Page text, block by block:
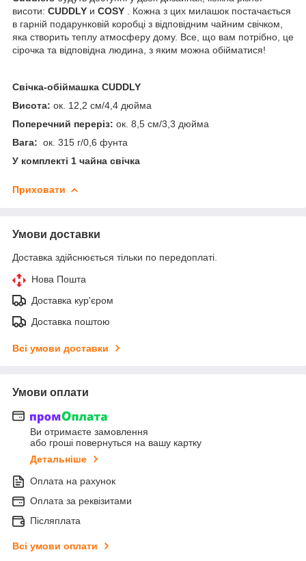
висоти: CUDDLY и COSY . Кожна з цих милашок постачається
в гарній подарунковій коробці з відповідним чайним свічком,
яка створить теплу атмосферу дому. Все, що вам потрібно, це
сірочка та відповідна людина, з яким можна обійматися!
Свічка-обіймашка CUDDLY
Висота: ок. 12,2 см/4,4 дюйма
Поперечний переріз: ок. 8,5 см/3,3 дюйма
Вага: ок. 315 г/0,6 фунта
У комплекті 1 чайна свічка
Приховати
Умови доставки
Доставка здійснюється тільки по передоплаті.
Нова Пошта
Доставка кур'єром
Доставка поштою
Всі умови доставки
Умови оплати
Ви отримаєте замовлення
або гроші повернуться на вашу картку
Детальніше
Оплата на рахунок
Оплата за реквізитами
Післяплата
Всі умови оплати